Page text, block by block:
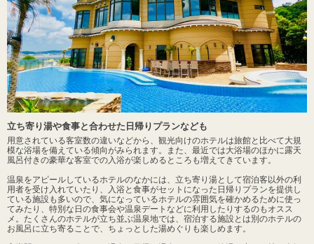
立ち寄り湯や食事と合わせた日帰りプランなども
用意されている客室数の違いなどから、観光向けのホテルは旅館と比べて大規
模な浴場を備えている傾向がみられます。また、最近では大浴場のほかに露天
風呂付きの豪華な客室での入浴が楽しめるところも増えてきています。
温泉をアピールしているホテルのなかには、立ち寄り湯として宿泊客以外の利
用者を受け入れていたり、入浴と食事がセットになった日帰りプランを提供し
ている施設も多いので、気になっているホテルの雰囲気を確かめるために使っ
てみたり、特別な日の食事会や温泉デートなどに利用したりするのもオスス
メ。たくさんのホテルが立ち並ぶ温泉地では、宿泊する施設とは別のホテルの
お風呂に立ち寄ることで、ちょっとした湯めぐりも楽しめます。